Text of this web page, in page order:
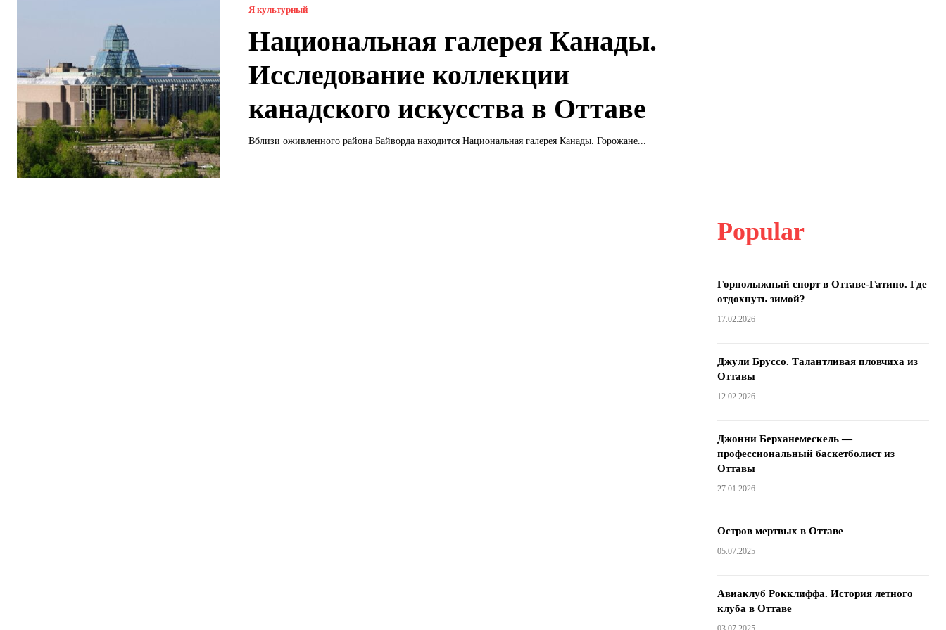
Я культурный
Национальная галерея Канады.
Исследование коллекции
канадского искусства в Оттаве
Вблизи оживленного района Байворда находится Национальная галерея Канады. Горожане...
Popular
Горнолыжный спорт в Оттаве-Гатино. Где
отдохнуть зимой?
17.02.2026
Джули Бруссо. Талантливая пловчиха из
Оттавы
12.02.2026
Джонни Берханемескель —
профессиональный баскетболист из
Оттавы
27.01.2026
Остров мертвых в Оттаве
05.07.2025
Авиаклуб Рокклиффа. История летного
клуба в Оттаве